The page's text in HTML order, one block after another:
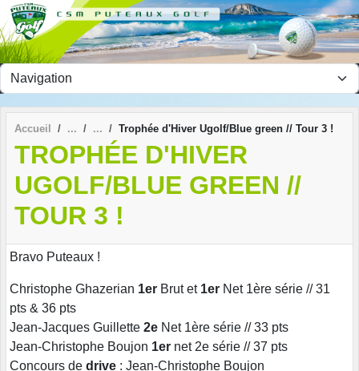
Accueil Trophée d'Hiver Ugolf/Blue green // Tour 3 !
TROPHÉE D'HIVER
UGOLF/BLUE GREEN //
TOUR 3 !
Bravo Puteaux !
Christophe Ghazerian 1er Brut et 1er Net 1ère série // 31
pts & 36 pts
Jean-Jacques Guillette 2e Net 1ère série // 33 pts
Jean-Christophe Boujon 1er net 2e série // 37 pts
Concours de drive : Jean-Christophe Boujon
Panneau de gestion des cookies